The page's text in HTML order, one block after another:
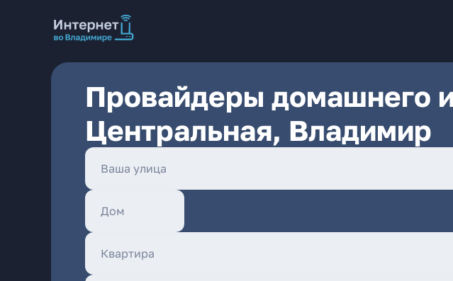
Провайдеры домашнего
Центральная, Владимир